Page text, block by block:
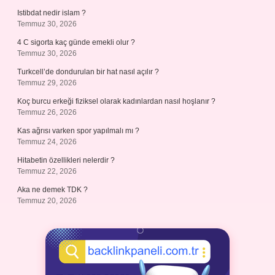
Istibdat nedir islam ?
Temmuz 30, 2026
4 C sigorta kaç günde emekli olur ?
Temmuz 30, 2026
Turkcell’de dondurulan bir hat nasıl açılır ?
Temmuz 29, 2026
Koç burcu erkeği fiziksel olarak kadınlardan nasıl hoşlanır ?
Temmuz 26, 2026
Kas ağrısı varken spor yapılmalı mı ?
Temmuz 24, 2026
Hitabetin özellikleri nelerdir ?
Temmuz 22, 2026
Aka ne demek TDK ?
Temmuz 20, 2026